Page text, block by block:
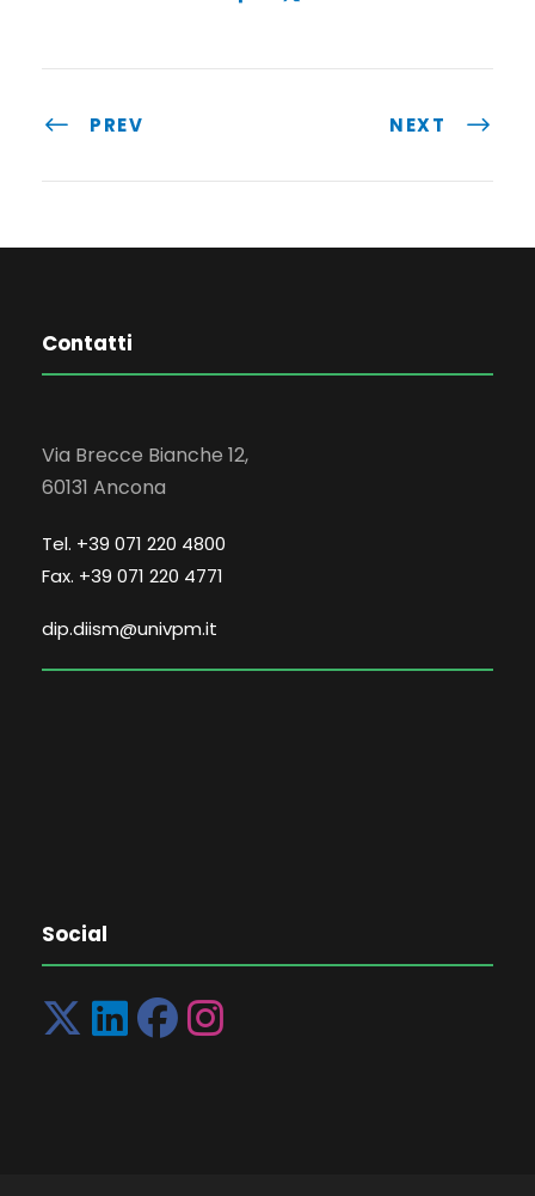
PREV NEXT
Contatti
Via Brecce Bianche 12,
60131 Ancona
Tel. +39 071 220 4800
Fax. +39 071 220 4771
dip.diism@univpm.it
Social